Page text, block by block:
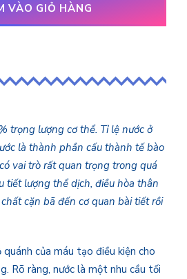
VÀO GIỎ HÀNG
trọng lượng cơ thể. Tỉ lệ nước ở
là thành phần cấu thành tế bào
vai trò rất quan trọng trong quá
tiết lượng thể dịch, điều hòa thân
cặn bã đến cơ quan bài tiết rồi
của máu tạo điều kiện cho
Rõ ràng, nước là một nhu cầu tối